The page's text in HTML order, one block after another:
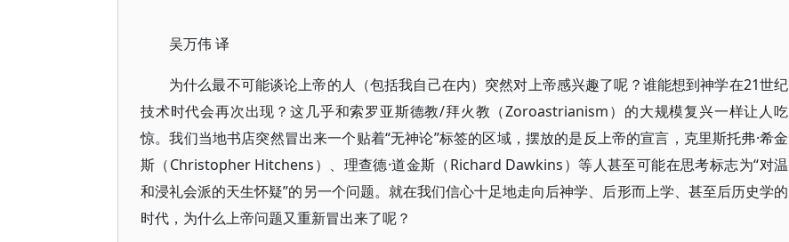
吴万伟 译
为什么最不可能谈论上帝的人（包括我自己在内）突然对上帝感兴趣了呢？谁能想到神学在21世纪
技术时代会再次出现？这几乎和索罗亚斯德教/拜火教（Zoroastrianism）的大规模复兴一样让人吃
惊。我们当地书店突然冒出来一个贴着“无神论”标签的区域，摆放的是反上帝的宣言，克里斯托弗·希金
斯（Christopher Hitchens）、理查德·道金斯（Richard Dawkins）等人甚至可能在思考标志为“对温
和浸礼会派的天生怀疑”的另一个问题。就在我们信心十足地走向后神学、后形而上学、甚至后历史学的
时代，为什么上帝问题又重新冒出来了呢？